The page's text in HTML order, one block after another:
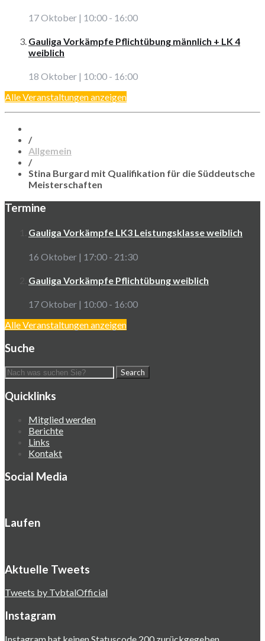
17 Oktober | 10:00 - 16:00
Gauliga Vorkämpfe Pflichtübung männlich + LK 4
weiblich
18 Oktober | 10:00 - 16:00
Alle Veranstaltungen anzeigen
/
Allgemein
/
Stina Burgard mit Qualifikation für die Süddeutsche
Meisterschaften
Termine
Gauliga Vorkämpfe LK3 Leistungsklasse weiblich
16 Oktober | 17:00 - 21:30
Gauliga Vorkämpfe Pflichtübung weiblich
17 Oktober | 10:00 - 16:00
Alle Veranstaltungen anzeigen
Suche
Quicklinks
Mitglied werden
Berichte
Links
Kontakt
Social Media
Laufen
Aktuelle Tweets
Tweets by TvbtalOfficial
Instagram